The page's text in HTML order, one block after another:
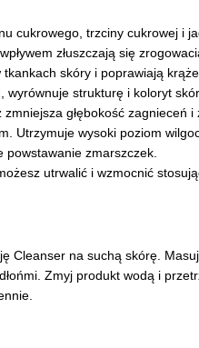
cukrowego, trzciny cukrowej i
złuszczają się
skóry i poprawiają
wyrównuje strukturę i koloryt
głębokość zagnieceń i
Utrzymuje wysoki poziom
powstawanie zmarszczek.
utrwalić i wzmocnić
Cleanser na suchą skórę.
Zmyj produkt wodą i